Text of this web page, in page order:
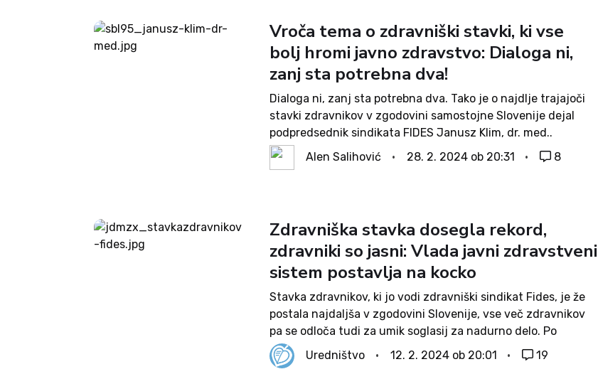
Vroča tema o zdravniški stavki, ki vse
bolj hromi javno zdravstvo: Dialoga ni,
zanj sta potrebna dva!
Dialoga ni, zanj sta potrebna dva. Tako je o najdlje trajajoči
stavki zdravnikov v zgodovini samostojne Slovenije dejal
podpredsednik sindikata FIDES Janusz Klim, dr. med..
Kritičen je bil do tega, da vlada ob že dveh neizpolnjenih
zavezah sedaj ponuja še...
Alen Salihović 28. 2. 2024 ob 20:31 8
Zdravniška stavka dosegla rekord,
zdravniki so jasni: Vlada javni zdravstveni
sistem postavlja na kocko
Stavka zdravnikov, ki jo vodi zdravniški sindikat Fides, je že
postala najdaljša v zgodovini Slovenije, vse več zdravnikov
pa se odloča tudi za umik soglasij za nadurno delo. Po
podatkih Fidesa je takšnih že približno tretjina. Zdravniki
opozarjajo, da javni...
Uredništvo 12. 2. 2024 ob 20:01 19